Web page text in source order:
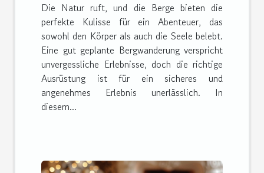
Die Natur ruft, und die Berge bieten die
perfekte Kulisse für ein Abenteuer, das
sowohl den Körper als auch die Seele belebt.
Eine gut geplante Bergwanderung verspricht
unvergessliche Erlebnisse, doch die richtige
Ausrüstung ist für ein sicheres und
angenehmes Erlebnis unerlässlich. In
diesem...